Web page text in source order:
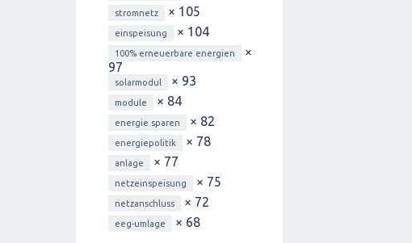
stromnetz × 105
einspeisung × 104
100% erneuerbare energien
×
97
solarmodul × 93
module × 84
energie sparen × 82
energiepolitik × 78
anlage × 77
netzeinspeisung × 75
netzanschluss × 72
eeg-umlage × 68